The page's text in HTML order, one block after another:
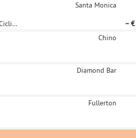
Santa Monica
Fútbol americano, Ciclismo en pista
– €
Chino
Diamond Bar
Fullerton